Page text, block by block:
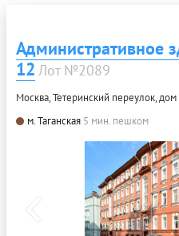
Административное
12 Лот №2089
Москва, Тетеринский переулок, дом
м. Таганская 5 мин. пешком